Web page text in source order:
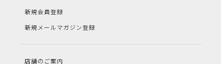
新規会員登録
新規メールマガジン登録
店舗のご案内